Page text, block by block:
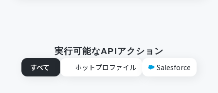
実行可能なAPIアクション
すべて
ホットプロファイル Salesforce